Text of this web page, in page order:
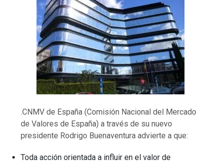
.CNMV de España (Comisión Nacional del Mercado
de Valores de España) a través de su nuevo
presidente Rodrigo Buenaventura advierte a que:
Toda acción orientada a influir en el valor de